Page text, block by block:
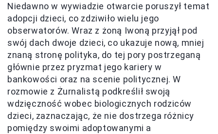
Niedawno w wywiadzie otwarcie poruszył temat
adopcji dzieci, co zdziwiło wielu jego
obserwatorów. Wraz z żoną Iwoną przyjął pod
swój dach dwoje dzieci, co ukazuje nową, mniej
znaną stronę polityka, do tej pory postrzeganą
głównie przez pryzmat jego kariery w
bankowości oraz na scenie politycznej. W
rozmowie z Żurnalistą podkreślił swoją
wdzięczność wobec biologicznych rodziców
dzieci, zaznaczając, że nie dostrzega różnicy
pomiędzy swoimi adoptowanymi a